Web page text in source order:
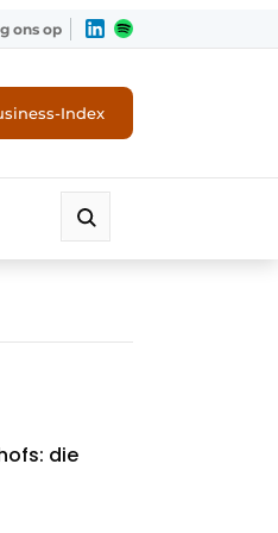
ons op
Index
die